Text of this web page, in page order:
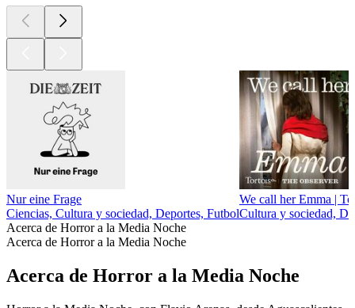
Nur eine Frage
Ciencias, Cultura y sociedad, Deportes, Futbol
We call her Emma |
Cultura y sociedad,
Acerca de Horror a la Media Noche
Acerca de Horror a la Media Noche
Acerca de Horror a la Media Noche